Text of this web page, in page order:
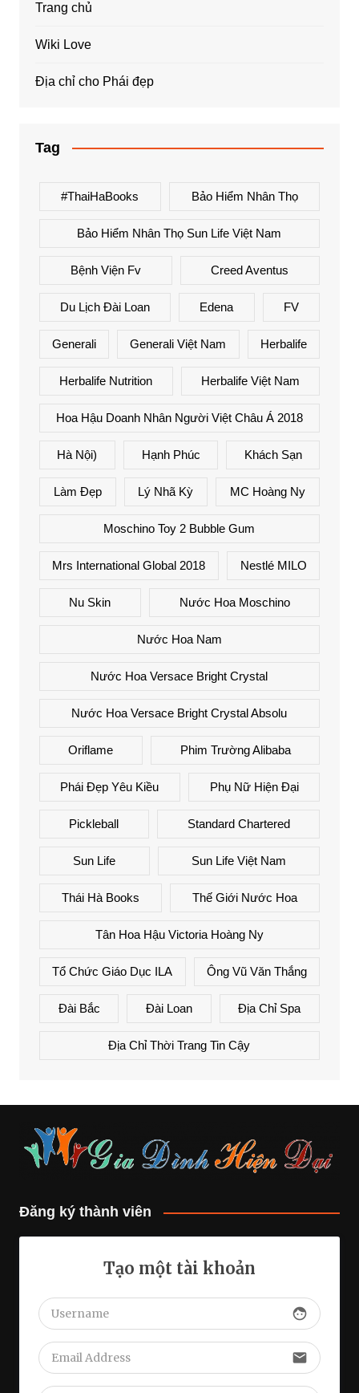
Trang chủ
Wiki Love
Địa chỉ cho Phái đẹp
Tag
#ThaiHaBooks Bảo Hiểm Nhân Thọ
Bảo Hiểm Nhân Thọ Sun Life Việt Nam
Bệnh Viện Fv Creed Aventus
Du Lịch Đài Loan Edena FV
Generali Generali Việt Nam Herbalife
Herbalife Nutrition Herbalife Việt Nam
Hoa Hậu Doanh Nhân Người Việt Châu Á 2018
Hà Nội) Hạnh Phúc Khách Sạn
Làm Đẹp Lý Nhã Kỳ MC Hoàng Ny
Moschino Toy 2 Bubble Gum
Mrs International Global 2018 Nestlé MILO
Nu Skin Nước Hoa Moschino
Nước Hoa Nam
Nước Hoa Versace Bright Crystal
Nước Hoa Versace Bright Crystal Absolu
Oriflame Phim Trường Alibaba
Phái Đẹp Yêu Kiều Phụ Nữ Hiện Đại
Pickleball Standard Chartered
Sun Life Sun Life Việt Nam
Thái Hà Books Thế Giới Nước Hoa
Tân Hoa Hậu Victoria Hoàng Ny
Tổ Chức Giáo Dục ILA Ông Vũ Văn Thắng
Đài Bắc Đài Loan Địa Chỉ Spa
Địa Chỉ Thời Trang Tin Cậy
Đăng ký thành viên
Tạo một tài khoản
face
email